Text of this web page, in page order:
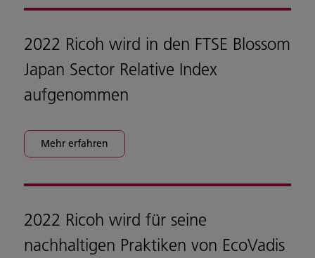
2022 Ricoh wird in den FTSE Blossom
Japan Sector Relative Index
aufgenommen
Mehr erfahren
2022 Ricoh wird für seine
nachhaltigen Praktiken von EcoVadis